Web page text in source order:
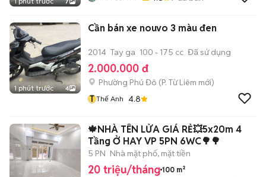
1 phút trước 4
Cần bán xe nouvo 3 màu đen
2014 Tay ga 100 - 175 cc Đã sử dụng
2.000.000 đ
Phường Phú Đô (P. Từ Liêm mới)
T Thế Anh 4.8
🍁NHÀ TÊN LỬA GIÁ RẺ💥5x20m 4
Tầng Ở HAY VP 5PN 6WC🌳🌳
5 PN Nhà mặt phố, mặt tiền
20 triệu/tháng 100 m²